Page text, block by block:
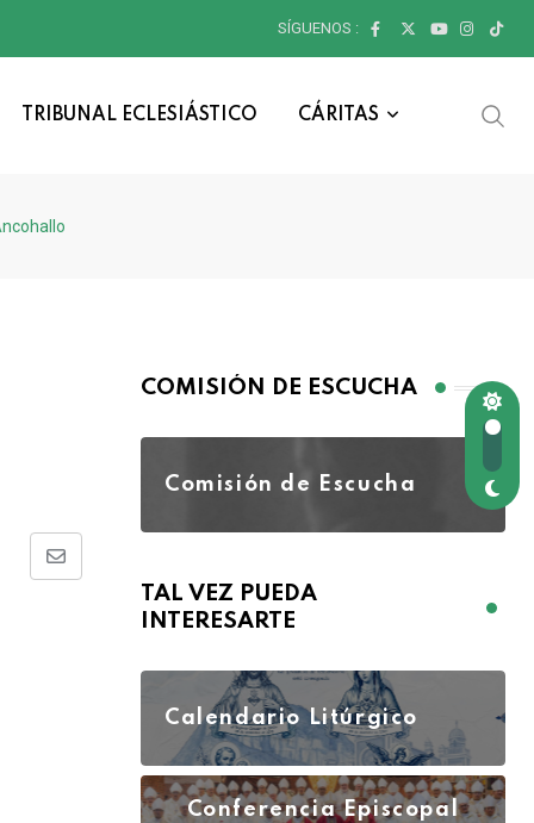
SÍGUENOS :
TRIBUNAL ECLESIÁSTICO CÁRITAS
COMISIÓN DE ESCUCHA
Comisión de Escucha
TAL VEZ PUEDA
INTERESARTE
Calendario Litúrgico
Conferencia Episcopal